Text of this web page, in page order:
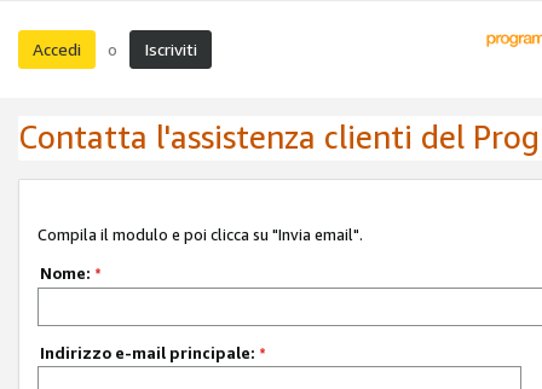
Accedi o Iscriviti
Contatta l'assistenza clienti del
Compila il modulo e poi clicca su "Invia email".
Nome: *
Indirizzo e-mail principale: *